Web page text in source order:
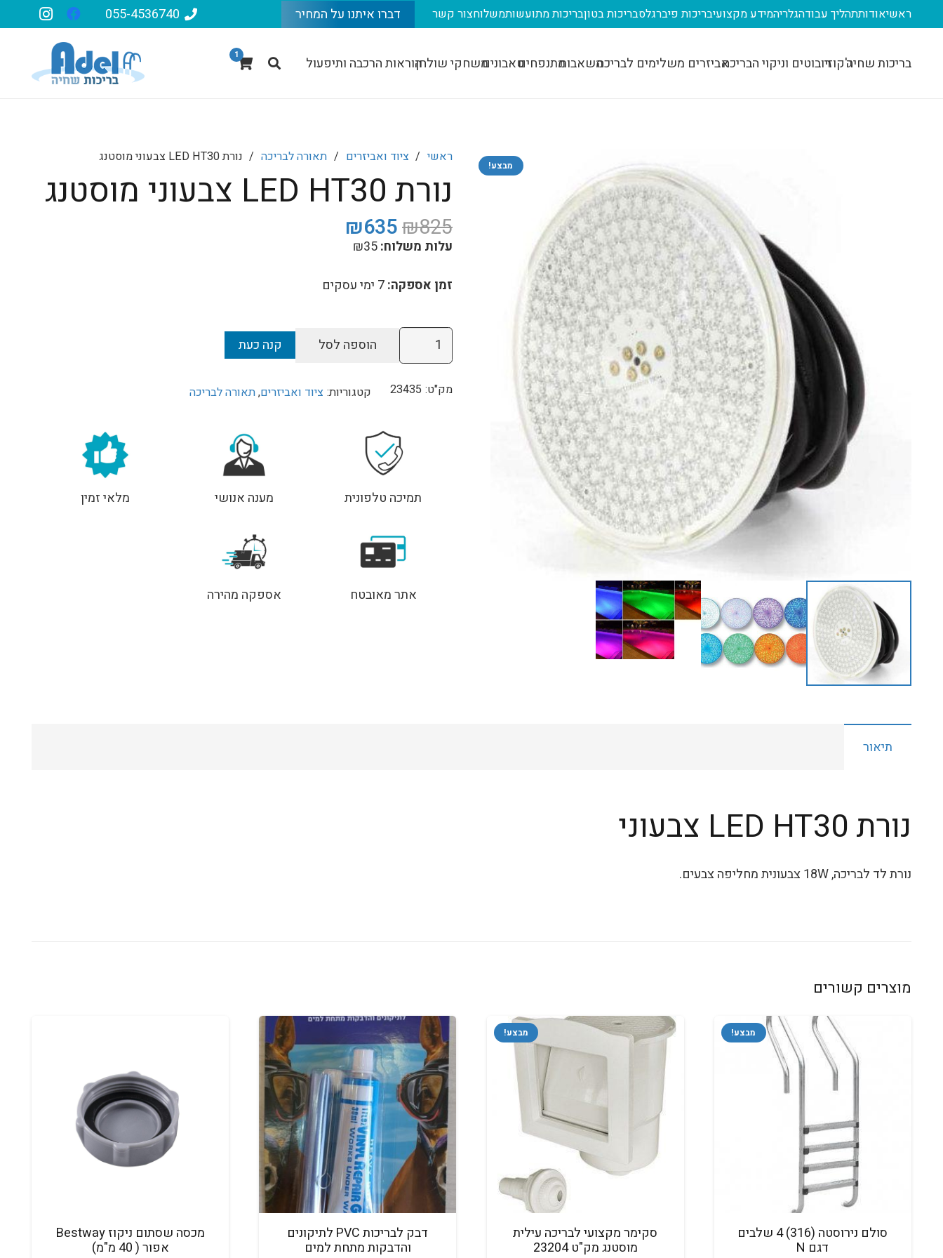
ראשיאודותתהליך עבודהגלריהמידע מקצועיבריכות פיברגלסבריכות בטוןבריכות מתועשותמשלוחצור קשר דברו איתנו על המחיר 055-4536740
בריכות שחיהג'קוזירובוטים וניקוי הבריכהאביזרים משלימים לבריכהמשאבותמתנפחיםטאבוניםמשחקי שולחןהוראות הרכבה ותיפעול 1
מבצע!
ראשי / ציוד ואביזרים / תאורה לבריכה / נורת LED HT30 צבעוני מוסטנג
נורת LED HT30 צבעוני מוסטנג
₪825 המחיר
המקורי
₪825.
₪635
₪635.
עלות משלוח: ₪35
זמן אספקה:
כמות
של
LED
הוספה לסל קנה כעת
מק"ט: 23435 קטגוריות: ציוד ואביזרים,תאורה לבריכה
תמיכה טלפונית מענה אנושי מלאי זמין
אתר מאובטח אספקה מהירה
תיאור
נורת LED HT30 צבעוני
נורת לד לבריכה, 18W צבעונית מחליפה צבעים.
מוצרים קשורים
מבצע!
סולם נירוסטה (316) 4 שלבים
דגם N
מבצע!
סקימר מקצועי לבריכה עילית
מוסטנג מק"ט 23204
דבק לבריכות PVC לתיקונים
והדבקות מתחת למים
מכסה שסתום ניקוז Bestway
אפור ( 40 מ"מ)